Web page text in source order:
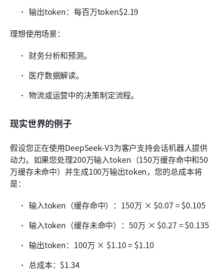
输出token：每百万token$2.19
理想使用场景：
财务分析和预测。
医疗数据解读。
物流或运营中的决策制定流程。
现实世界的例子
假设您正在使用DeepSeek-V3为客户支持会话机器人提供
动力。如果您处理200万输入token（150万缓存命中和50
万缓存未命中）并生成100万输出token，您的总成本将
是：
输入token（缓存命中）：150万 × $0.07 = $0.105
输入token（缓存未命中）：50万 × $0.27 = $0.135
输出token：100万 × $1.10 = $1.10
总成本：$1.34